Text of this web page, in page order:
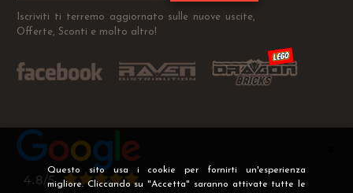
Questo sito usa i cookie per fornirti un'esperienza
migliore. Cliccando su "Accetta" saranno attivate tutte le
Iscriviti ti terremo aggiornato sulle nuove uscite,
Offerte, Sconti e molto altro!